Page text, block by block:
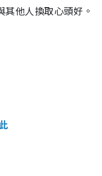
他人換取心頭好。